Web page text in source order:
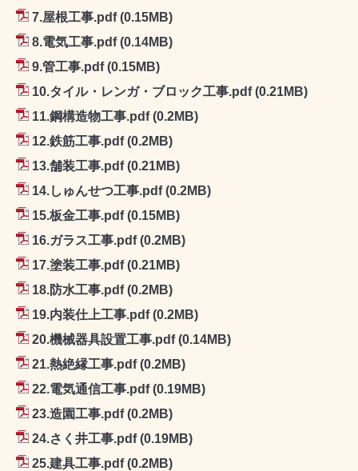
7.屋根工事.pdf(0.15MB)
8.電気工事.pdf(0.14MB)
9.管工事.pdf(0.15MB)
10.タイル・レンガ・ブロック工事.pdf(0.21MB)
11.鋼構造物工事.pdf(0.2MB)
12.鉄筋工事.pdf(0.2MB)
13.舗装工事.pdf(0.21MB)
14.しゅんせつ工事.pdf(0.2MB)
15.板金工事.pdf(0.15MB)
16.ガラス工事.pdf(0.2MB)
17.塗装工事.pdf(0.21MB)
18.防水工事.pdf(0.2MB)
19.内装仕上工事.pdf(0.2MB)
20.機械器具設置工事.pdf(0.14MB)
21.熱絶縁工事.pdf(0.2MB)
22.電気通信工事.pdf(0.19MB)
23.造園工事.pdf(0.2MB)
24.さく井工事.pdf(0.19MB)
25.建具工事.pdf(0.2MB)